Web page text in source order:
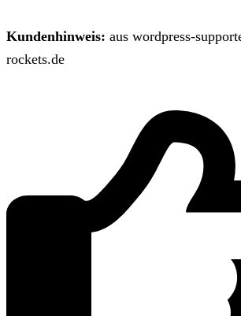
Kundenhinweis: aus wordpress-
rockets.de